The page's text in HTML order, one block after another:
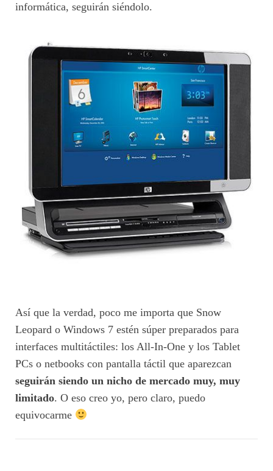
informática, seguirán siéndolo.
Así que la verdad, poco me importa que Snow
Leopard o Windows 7 estén súper preparados para
interfaces multitáctiles: los All-In-One y los Tablet
PCs o netbooks con pantalla táctil que aparezcan
seguirán siendo un nicho de mercado muy, muy
limitado. O eso creo yo, pero claro, puedo
equivocarme